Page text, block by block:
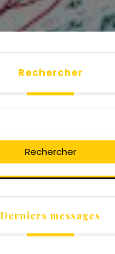
Rechercher
Rechercher
Derniers messages